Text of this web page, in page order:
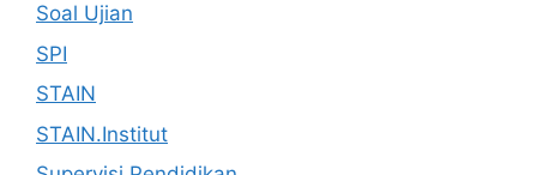
Soal Ujian
SPI
STAIN
STAIN.Institut